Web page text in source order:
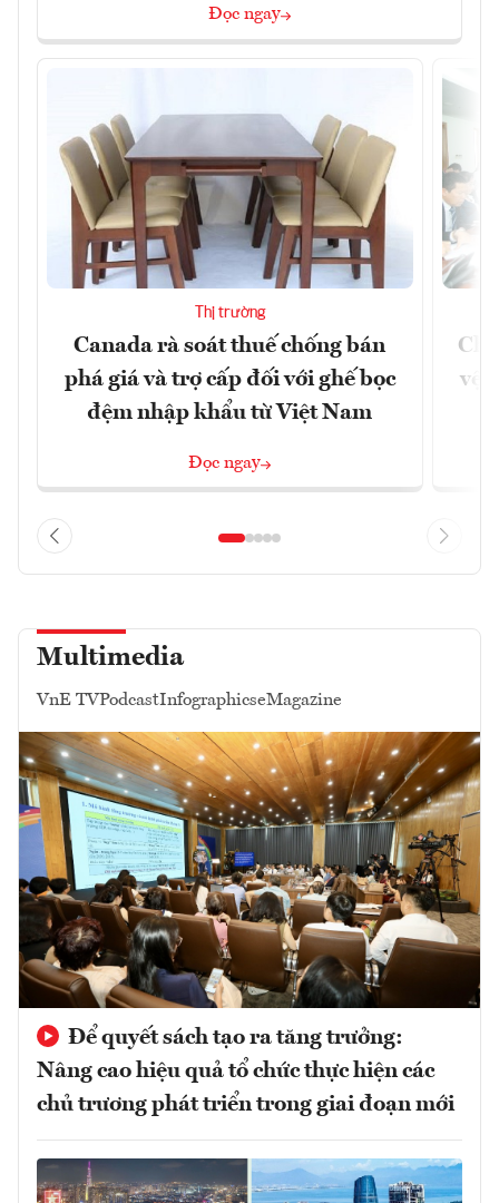
Đọc ngay
Thị trường
Canada rà soát thuế chống bán
phá giá và trợ cấp đối với ghế bọc
đệm nhập khẩu từ Việt Nam
Đọc ngay
vệ
Multimedia
VnE TVPodcastInfographicseMagazine
Để quyết sách tạo ra tăng trưởng:
Nâng cao hiệu quả tổ chức thực hiện các
chủ trương phát triển trong giai đoạn mới